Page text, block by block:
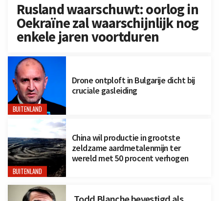
Rusland waarschuwt: oorlog in
Oekraïne zal waarschijnlijk nog
enkele jaren voortduren
BUITENLAND
Drone ontploft in Bulgarije dicht bij
cruciale gasleiding
BUITENLAND
China wil productie in grootste
zeldzame aardmetalenmijn ter
wereld met 50 procent verhogen